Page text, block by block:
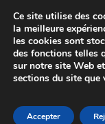
JUMELAGE
Ce site utilise des
la meilleure
les cookies sont
des fonctions telles
sur notre site Web
sections du site que
Accepter